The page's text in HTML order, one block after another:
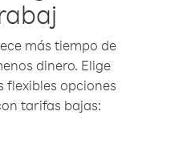
más tiempo de
dinero. Elige
flexibles opciones
tarifas bajas: